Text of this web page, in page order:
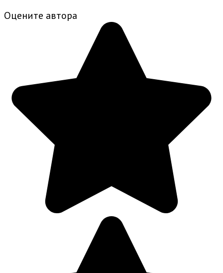
Оцените автора